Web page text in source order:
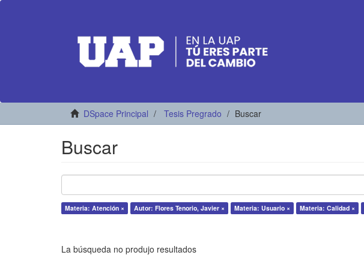
DSpace Principal Tesis Pregrado Buscar
Buscar
Materia: Atención × Autor: Flores Tenorio, Javier × Materia: Usuario × Materia: Calidad ×
La búsqueda no produjo resultados